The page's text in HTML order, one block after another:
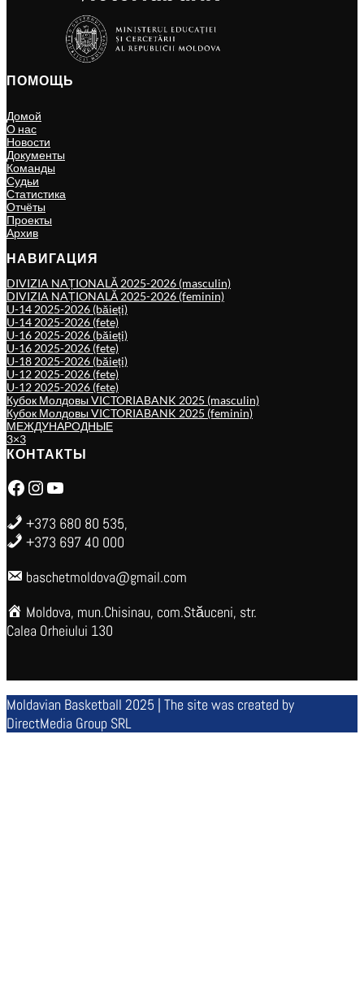
ПОМОЩЬ
Домой
О нас
Новости
Документы
Команды
Судьи
Статистика
Отчёты
Проекты
Архив
НАВИГАЦИЯ
DIVIZIA NAȚIONALĂ 2025-2026 (masculin)
DIVIZIA NAȚIONALĂ 2025-2026 (feminin)
U-14 2025-2026 (băieți)
U-14 2025-2026 (fete)
U-16 2025-2026 (băieți)
U-16 2025-2026 (fete)
U-18 2025-2026 (băieți)
U-12 2025-2026 (fete)
U-12 2025-2026 (fete)
Кубок Молдовы VICTORIABANK 2025 (masculin)
Кубок Молдовы VICTORIABANK 2025 (feminin)
МЕЖДУНАРОДНЫЕ
3×3
КОНТАКТЫ
Facebook Instagram YouTube
+373 680 80 535,
+373 697 40 000
baschetmoldova@gmail.com
Moldova, mun.Chisinau, com.Stăuceni, str.
Calea Orheiului 130
Moldavian Basketball 2025 | The site was created by
DirectMedia Group SRL